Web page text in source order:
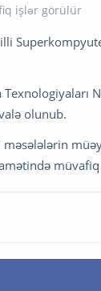
olunub.